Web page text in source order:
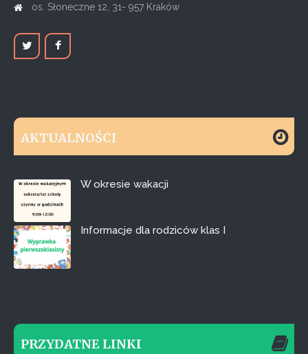
os. Słoneczne 12, 31- 957 Kraków
AKTUALNOŚCI
W okresie wakacji
Informacje dla rodziców klas I
PRZYDATNE LINKI